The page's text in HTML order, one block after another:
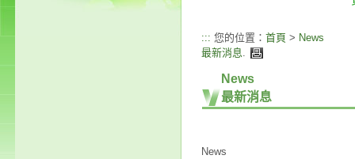
::: 您的位置： 首頁 > News
最新消息.
News
最新消息
News